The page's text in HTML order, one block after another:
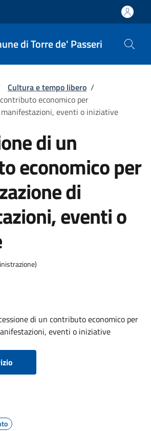
di Torre de' Passeri
pane
Cultura e tempo libero /
economico per
eventi o iniziative
di un
economico per
di
eventi o
di un contributo economico per
eventi o iniziative